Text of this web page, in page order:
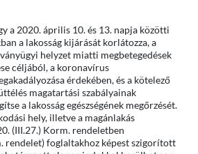
a 2020. április 10. és 13. napja közötti
a lakosság kijárását korlátozza, a
helyzet miatti megbetegedések
céljából, a koronavírus
érdekében, és a kötelező
magatartási szabályainak
a lakosság egészségének megőrzését.
hely, illetve a magánlakás
(III.27.) Korm. rendeletben
rendelet) foglaltakhoz képest szigorított